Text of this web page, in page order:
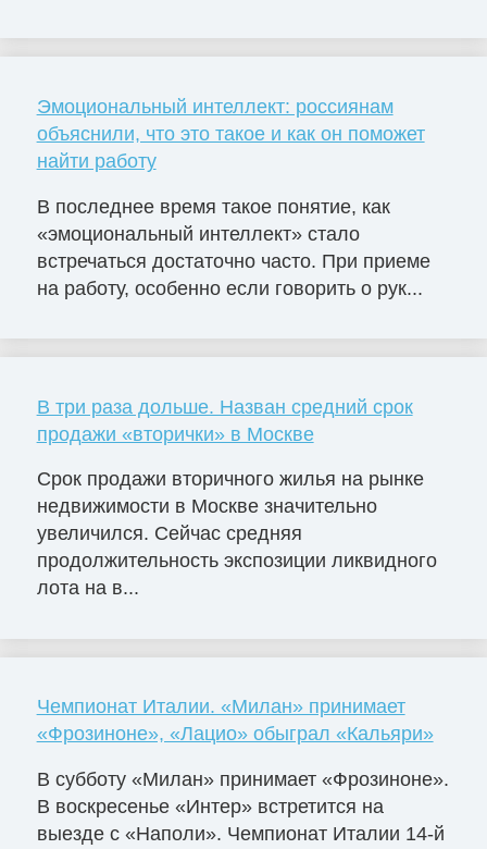
Эмоциональный интеллект: россиянам
объяснили, что это такое и как он поможет
найти работу
В последнее время такое понятие, как
«эмоциональный интеллект» стало
встречаться достаточно часто. При приеме
на работу, особенно если говорить о рук...
В три раза дольше. Назван средний срок
продажи «вторички» в Москве
Срок продажи вторичного жилья на рынке
недвижимости в Москве значительно
увеличился. Сейчас средняя
продолжительность экспозиции ликвидного
лота на в...
Чемпионат Италии. «Милан» принимает
«Фрозиноне», «Лацио» обыграл «Кальяри»
В субботу «Милан» принимает «Фрозиноне».
В воскресенье «Интер» встретится на
выезде с «Наполи». Чемпионат Италии 14-й